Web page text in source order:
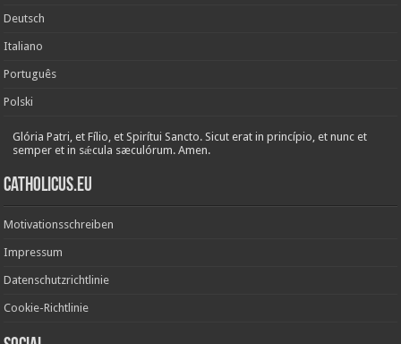
Deutsch
Italiano
Português
Polski
Glória Patri, et Fílio, et Spirítui Sancto. Sicut erat in princípio, et nunc et
semper et in sǽcula sæculórum. Amen.
Catholicus.eu
Motivationsschreiben
Impressum
Datenschutzrichtlinie
Cookie-Richtlinie